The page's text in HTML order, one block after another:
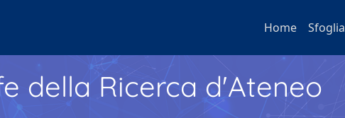
Home Sfoglia
della Ricerca d'Ateneo